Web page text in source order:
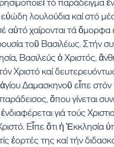
τό παράδειγμα
λουλούδια καί στό
αὐτό χαίρονται τά
τοῦ Βασιλέως. Στήν
Βασιλεύς ὁ Χριστός, ἄνθη
Χριστό καί
Δαμασκηνοῦ εἶπε στόν
ὅπου γίνεται
γιά τούς
Εἶπε ὅτι ἡ Ἐκκλησία
ἑορτές της καί τήν